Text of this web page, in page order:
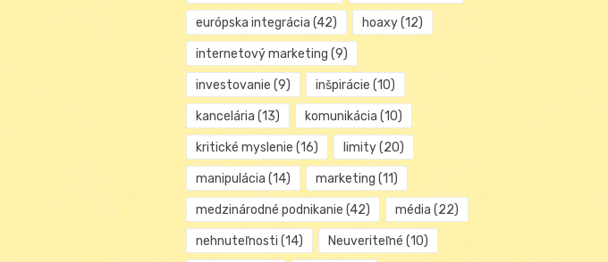
európska integrácia (42) hoaxy(12)
internetový marketing (9)
investovanie (9) inšpirácie (10)
kancelária (13) komunikácia (10)
kritické myslenie (16) limity(20)
manipulácia (14) marketing (11)
medzinárodné podnikanie (42) média (22)
nehnuteľnosti (14) Neuveriteľné (10)